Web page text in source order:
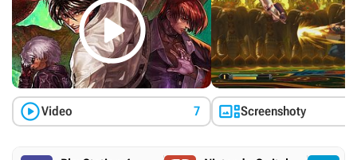

Video 7 Screenshoty